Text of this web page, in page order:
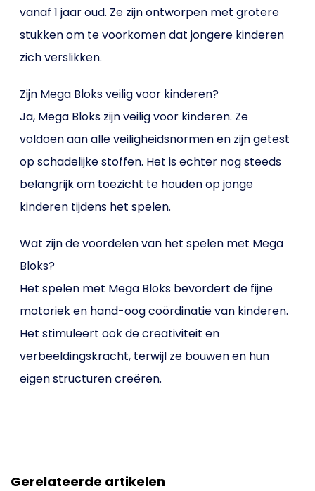
vanaf 1 jaar oud. Ze zijn ontworpen met grotere
stukken om te voorkomen dat jongere kinderen
zich verslikken.
Zijn Mega Bloks veilig voor kinderen?
Ja, Mega Bloks zijn veilig voor kinderen. Ze
voldoen aan alle veiligheidsnormen en zijn getest
op schadelijke stoffen. Het is echter nog steeds
belangrijk om toezicht te houden op jonge
kinderen tijdens het spelen.
Wat zijn de voordelen van het spelen met Mega
Bloks?
Het spelen met Mega Bloks bevordert de fijne
motoriek en hand-oog coördinatie van kinderen.
Het stimuleert ook de creativiteit en
verbeeldingskracht, terwijl ze bouwen en hun
eigen structuren creëren.
Gerelateerde artikelen